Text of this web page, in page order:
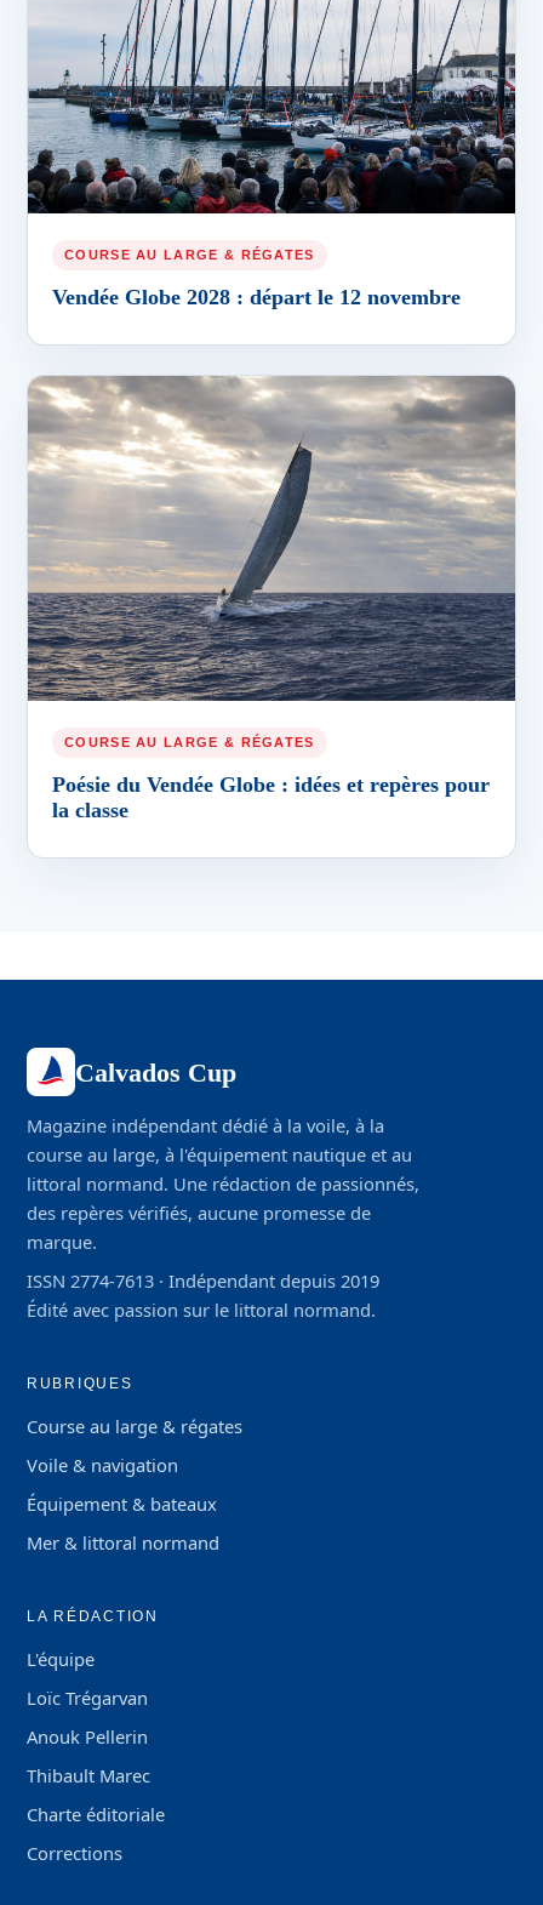
COURSE AU LARGE & RÉGATES
Vendée Globe 2028 : départ le 12 novembre
COURSE AU LARGE & RÉGATES
Poésie du Vendée Globe : idées et repères pour
la classe
Calvados Cup
Magazine indépendant dédié à la voile, à la
course au large, à l'équipement nautique et au
littoral normand. Une rédaction de passionnés,
des repères vérifiés, aucune promesse de
marque.
ISSN 2774-7613 · Indépendant depuis 2019
Édité avec passion sur le littoral normand.
RUBRIQUES
Course au large & régates
Voile & navigation
Équipement & bateaux
Mer & littoral normand
LA RÉDACTION
L'équipe
Loïc Trégarvan
Anouk Pellerin
Thibault Marec
Charte éditoriale
Corrections